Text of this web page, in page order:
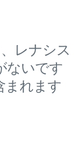
レナシス
ないです
まれます